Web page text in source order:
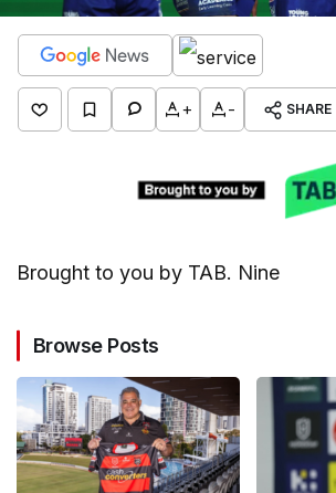
+ - SHARE
Brought to you by TAB. Nine
Browse Posts